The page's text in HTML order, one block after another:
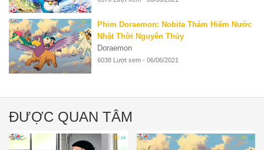
Phim Doraemon: Nobita Thám Hiểm Nước
Nhật Thời Nguyên Thủy
Doraemon
6038 Lượt xem - 06/06/2021
ĐƯỢC QUAN TÂM